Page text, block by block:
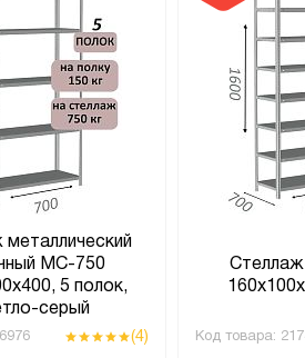
МС-750
5 полок,
серый
6976 (4) Код товара: